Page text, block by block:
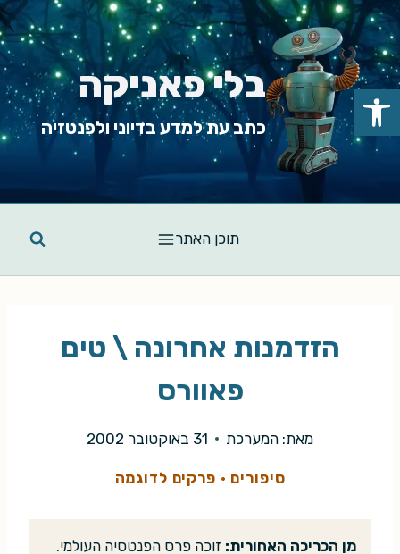
Skip
to
content
בלי פאניקה
כתב עת למדע בדיוני ולפנטזיה
תוכן האתר
הזדמנות אחרונה \ טים
פאוורס
מאת: המערכת 31 באוקטובר 2002
סיפורים · פרקים לדוגמה
מן הכריכה האחורית: זוכה פרס הפנטסיה העולמי.
פתח סרגל נגישות